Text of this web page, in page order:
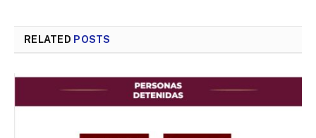
RELATED POSTS